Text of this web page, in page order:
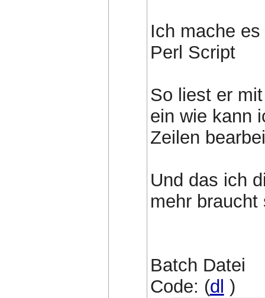
Ich mache
Perl Script
So liest er
ein wie kann
Zeilen
Und das ich
mehr
Batch Datei
Code: (dl )